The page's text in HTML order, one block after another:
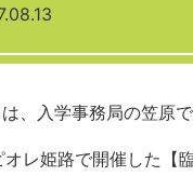
、入学事務局の笠原で
レ姫路で開催した【